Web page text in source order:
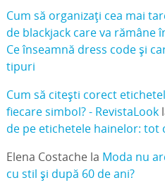
Cum să organizați cea mai
de blackjack care va rămâne
Ce înseamnă dress code și
tipuri
Cum să citești corect
fiecare simbol? - RevistaLook
de pe etichetele hainelor: tot
Elena Costachela Moda nu
cu stil și după 60 de ani?